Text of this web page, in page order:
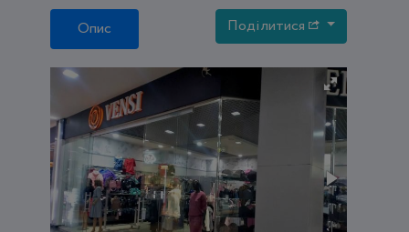
Опис Поділитися